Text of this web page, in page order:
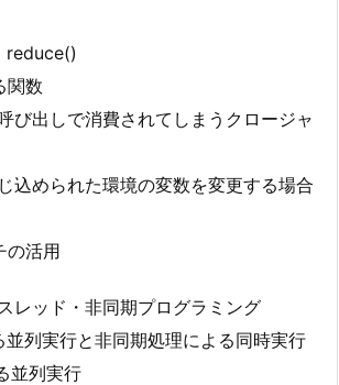
関数
び出しで消費されてしまうクロージャ
込められた環境の変数を変更する場合
の活用
レッド・非同期プログラミング
並列実行と非同期処理による同時実行
並列実行